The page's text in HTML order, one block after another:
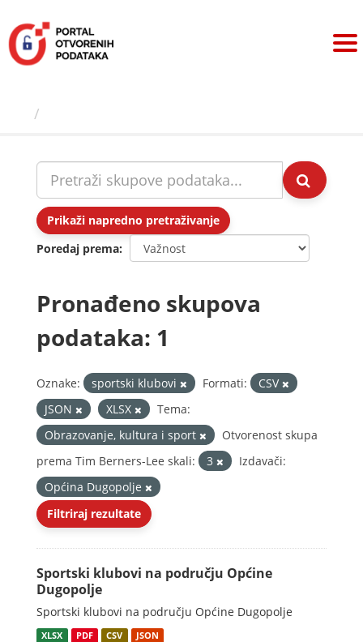
sadržaj
Prikaži napredno pretraživanje
Poredaj prema
Pronađeno skupova
podataka: 1
Oznake: sportski klubovi Formati:
CSV
JSON
XLSX
Tema:
Obrazovanje, kultura i sport
Otvorenost skupa
prema Tim Berners-Lee skali:
3
Izdavači:
Općina Dugopolje
Filtriraj rezultate
Sportski klubovi na području Općine
Dugopolje
Sportski klubovi na području Općine Dugopolje
XLSX PDF CSV JSON